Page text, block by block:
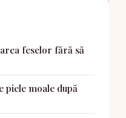
feselor fără să
piele moale după